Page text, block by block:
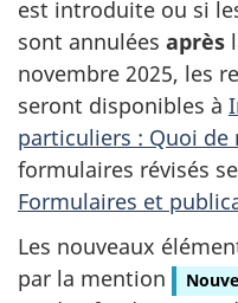
est introduite ou si
sont annulées après
novembre 2025, les
seront disponibles à
particuliers : Quoi de
formulaires révisés
Formulaires et
Les nouveaux
par la mention